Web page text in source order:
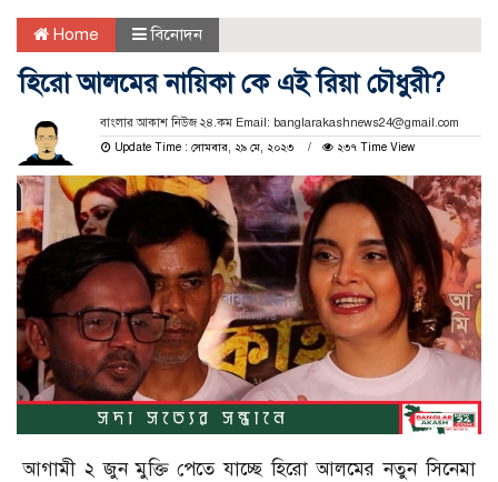
Home বিনোদন
হিরো আলমের নায়িকা কে এই রিয়া চৌধুরী?
বাংলার আকাশ নিউজ ২৪.কম Email: banglarakashnews24@gmail.com
Update Time : সোমবার, ২৯ মে, ২০২৩
২৩৭ Time View
আগামী ২ জুন মুক্তি পেতে যাচ্ছে হিরো আলমের নতুন সিনেমা